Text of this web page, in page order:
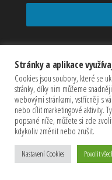
Stránky a aplikace
Cookies jsou soubory, které se
stránky, díky nim můžeme
webovými stránkami, vstřícněji s
nebo cílit marketingové aktivity.
popsané níže, můžete si zde
kdykoliv změnit nebo zrušit.
Nastavení Cookies Povolit